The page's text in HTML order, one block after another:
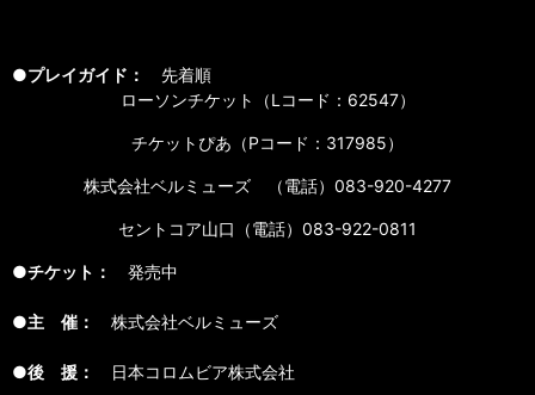
●プレイガイド：
先着順
ローソンチケット（Lコード：62547）
チケットぴあ（Pコード：317985）
株式会社ベルミューズ （電話）083-920-4277
セントコア山口（電話）083-922-0811
●チケット： 発売中
●主 催： 株式会社ベルミューズ
●後 援： 日本コロムビア株式会社